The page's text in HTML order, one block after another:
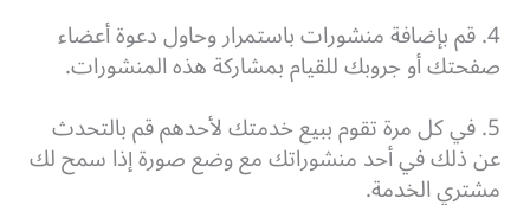
4. قم بإضافة منشورات باستمرار وحاول دعوة أعضاء
صفحتك أو جروبك للقيام بمشاركة هذه المنشورات.
5. في كل مرة تقوم ببيع خدمتك لأحدهم قم بالتحدث
عن ذلك في أحد منشوراتك مع وضع صورة إذا سمح لك
مشتري الخدمة.